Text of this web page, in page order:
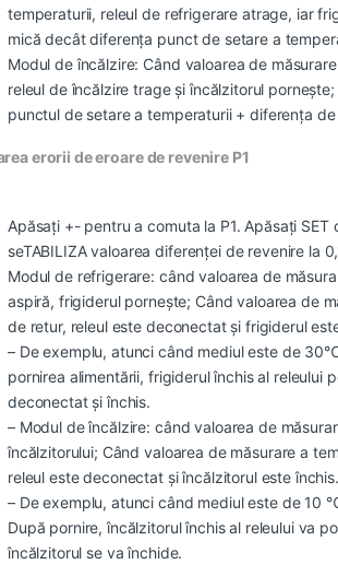
temperaturii, releul de refrigerare atrage, iar
mică decât diferența punct de setare a
Modul de încălzire: Când valoarea de
releul de încălzire trage și încălzitorul
punctul de setare a temperaturii + diferența
erorii de eroare de revenire P1
Apăsați +- pentru a comuta la P1. Apăsați
seTABILIZA valoarea diferenței de revenire la
Modul de refrigerare: când valoarea de
aspiră, frigiderul pornește; Când valoarea de
de retur, releul este deconectat și frigiderul
– De exemplu, atunci când mediul este de
pornirea alimentării, frigiderul închis al
deconectat și închis.
– Modul de încălzire: când valoarea de
încălzitorului; Când valoarea de măsurare a
releul este deconectat și încălzitorul este închis.
– De exemplu, atunci când mediul este de
După pornire, încălzitorul închis al releului va
încălzitorul se va închide.